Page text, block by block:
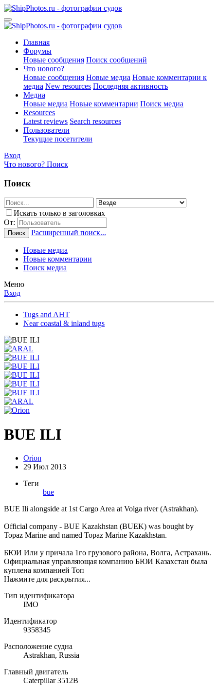
Главная
Форумы
Новые сообщения Поиск сообщений
Что нового?
Новые сообщения Новые медиа Новые комментарии к
медиа New resources Последняя активность
Медиа
Новые медиа Новые комментарии Поиск медиа
Resources
Latest reviews Search resources
Пользователи
Текущие посетители
Вход
Что нового? Поиск
Поиск
Искать только в заголовках
От:
Поиск Расширенный поиск...
Новые медиа
Новые комментарии
Поиск медиа
Меню
Вход
Tugs and AHT
Near coastal & inland tugs
BUE ILI
Orion
29 Июл 2013
Теги
bue
BUE Ili alongside at 1st Cargo Area at Volga river (Astrakhan).
Official company - BUE Kazakhstan (BUEK) was bought by
Topaz Marine and named Topaz Marine Kazakhstan.
БЮИ Или у причала 1го грузового района, Волга, Астрахань.
Официальная управляющая компанию БЮИ Казахстан была
куплена компанией Топ
Нажмите для раскрытия...
Тип идентификатора
IMO
Идентификатор
9358345
Расположение судна
Astrakhan, Russia
Главный двигатель
Caterpillar 3512B